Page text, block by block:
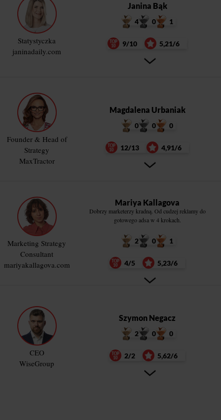
Statystyczka
janinadaily.com
Janina Bąk
4 0 1
9/10 5,21/6
Founder & Head of
Strategy
MaxTractor
Magdalena Urbaniak
0 0 0
12/13 4,91/6
Marketing Strategy
Consultant
mariyakallagova.com
Mariya Kallagova
Dobrzy marketerzy kradną. Od cudzej reklamy do
gotowego adsa w 4 krokach.
2 0 1
4/5 5,23/6
CEO
WiseGroup
Szymon Negacz
2 0 0
2/2 5,62/6